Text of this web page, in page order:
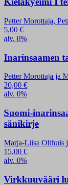
Petter Morottaja,
5,00 €
alv. 0%
Inarinsaamen
Petter Morottaja ja
20,00 €
alv. 0%
Suomi-
sänikirje
Marja-Liisa Olthuis
15,00 €
alv. 0%
Virkkuuvääri